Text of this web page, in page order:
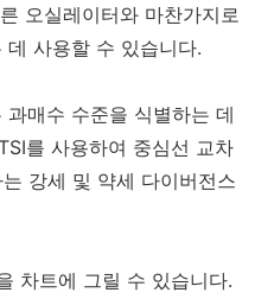
오실레이터와 마찬가지로
사용할 수 있습니다.
매수 수준을 식별하는 데
를 사용하여 중심선 교차
강세 및 약세 다이버전스
차트에 그릴 수 있습니다.